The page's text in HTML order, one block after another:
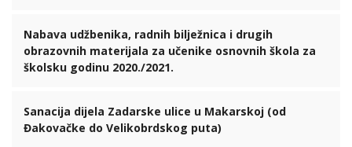
Nabava udžbenika, radnih bilježnica i drugih
obrazovnih materijala za učenike osnovnih škola za
školsku godinu 2020./2021.
Sanacija dijela Zadarske ulice u Makarskoj (od
Đakovačke do Velikobrdskog puta)